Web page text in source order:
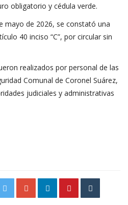
obligatorio y cédula verde.
mayo de 2026, se constató una
40 inciso “C”, por circular sin
realizados por personal de las
Comunal de Coronel Suárez,
judiciales y administrativas